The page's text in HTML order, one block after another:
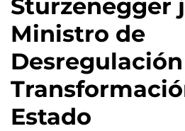
Sturzenegger
Ministro de
Estado